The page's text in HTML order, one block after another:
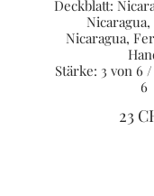
Deckblatt:
Nicaragua,
Nicaragua,
Stärke: 3 von 6
6
23